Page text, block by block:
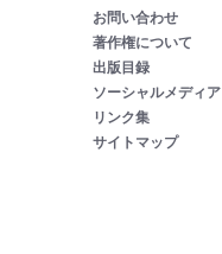
お問い合わせ
著作権について
出版目録
ソーシャルメディア
リンク集
サイトマップ